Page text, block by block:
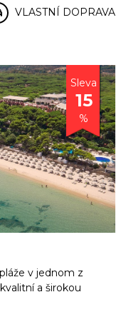
VLASTNÍ DOPRAVA
Sleva
15
%
v jednom z
a širokou